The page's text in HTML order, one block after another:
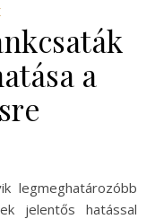
a
jelentős hatással